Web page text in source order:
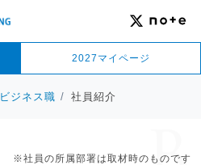
2027マイページ
ビジネス職 社員紹介
※社員の所属部署は取材時のものです